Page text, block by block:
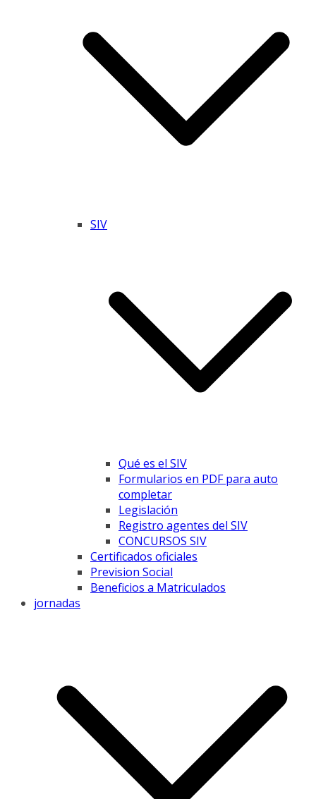
SIV
Qué es el SIV
Formularios en PDF para auto
completar
Legislación
Registro agentes del SIV
CONCURSOS SIV
Certificados oficiales
Prevision Social
Beneficios a Matriculados
jornadas